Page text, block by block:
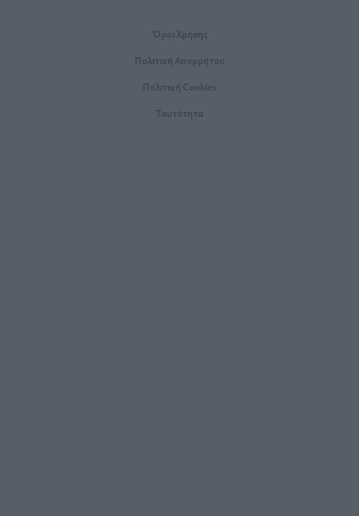
Όροι Xρήσης
Πολιτική Απορρήτου
Πολιτική Cookies
Ταυτότητα